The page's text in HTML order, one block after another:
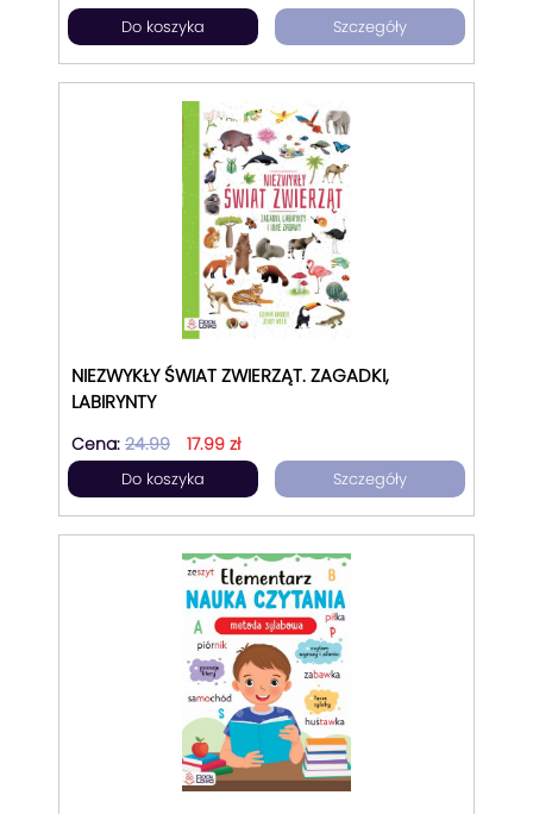
Do koszyka Szczegóły
NIEZWYKŁY ŚWIAT ZWIERZĄT. ZAGADKI,
LABIRYNTY
Cena: 24.99 17.99 zł
Do koszyka Szczegóły